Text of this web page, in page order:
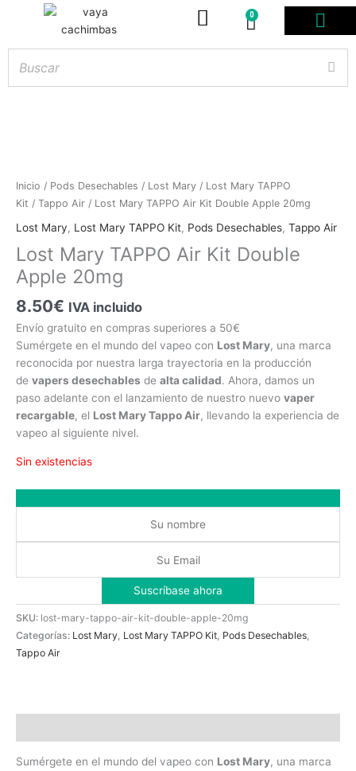
0
Carrito
Inicio / Pods Desechables / Lost Mary / Lost Mary TAPPO
Kit / Tappo Air / Lost Mary TAPPO Air Kit Double Apple 20mg
Lost Mary, Lost Mary TAPPO Kit, Pods Desechables, Tappo Air
Lost Mary TAPPO Air Kit Double
Apple 20mg
8.50€ IVA incluido
Envío gratuito en compras superiores a 50€
Sumérgete en el mundo del vapeo con Lost Mary, una marca
reconocida por nuestra larga trayectoria en la producción
de vapers desechables de alta calidad. Ahora, damos un
paso adelante con el lanzamiento de nuestro nuevo vaper
recargable, el Lost Mary Tappo Air, llevando la experiencia de
vapeo al siguiente nivel.
Sin existencias
SKU: lost-mary-tappo-air-kit-double-apple-20mg
Categorías: Lost Mary, Lost Mary TAPPO Kit, Pods Desechables,
Tappo Air
Sumérgete en el mundo del vapeo con Lost Mary, una marca